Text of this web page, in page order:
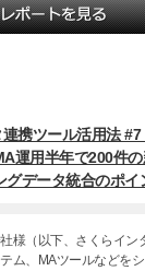
携ツール活用法
運用半年で200件
データ統合のポイ
様（以下、さくらイン
ム、MAツールなどを